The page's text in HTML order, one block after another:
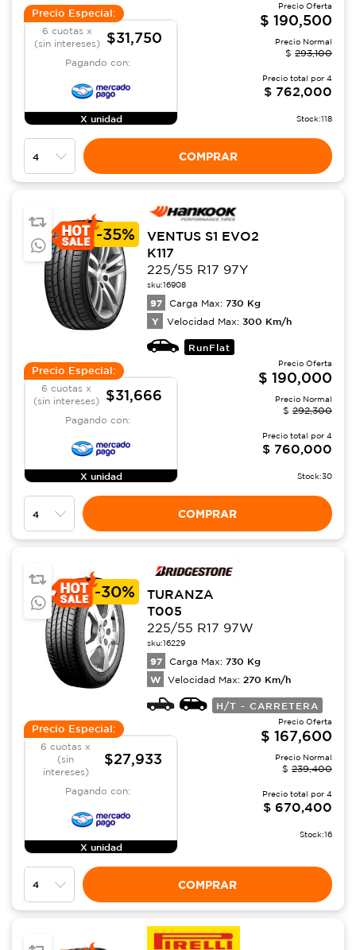
Precio Especial:
6 cuotas x
(sin intereses)
$31,750
Pagando con:
X unidad
Precio Oferta
$ 190,500
Precio Normal
$ 293,100
Precio total por 4
$ 762,000
Stock:118
COMPRAR
-35%
VENTUS S1 EVO2
K117
225/55 R17 97Y
sku:16908
97 Carga Max: 730 Kg
Y Velocidad Max: 300 Km/h
RunFlat
Precio Especial:
6 cuotas x
(sin intereses)
$31,666
Pagando con:
X unidad
Precio Oferta
$ 190,000
Precio Normal
$ 292,300
Precio total por 4
$ 760,000
Stock:30
COMPRAR
-30%
TURANZA
T005
225/55 R17 97W
sku:16229
97 Carga Max: 730 Kg
W Velocidad Max: 270 Km/h
H/T - CARRETERA
Precio Especial:
6 cuotas x
(sin
intereses)
$27,933
Pagando con:
X unidad
Precio Oferta
$ 167,600
Precio Normal
$ 239,400
Precio total por 4
$ 670,400
Stock:16
COMPRAR